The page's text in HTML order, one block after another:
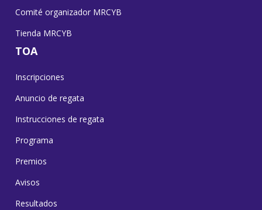
Comité organizador MRCYB
Tienda MRCYB
TOA
Inscripciones
Anuncio de regata
Instrucciones de regata
Programa
Premios
Avisos
Resultados